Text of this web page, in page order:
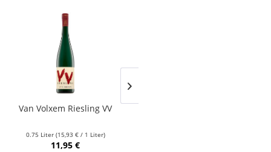
Van Volxem Riesling VV
0.75 Liter (15,93 € / 1 Liter)
11,95 €